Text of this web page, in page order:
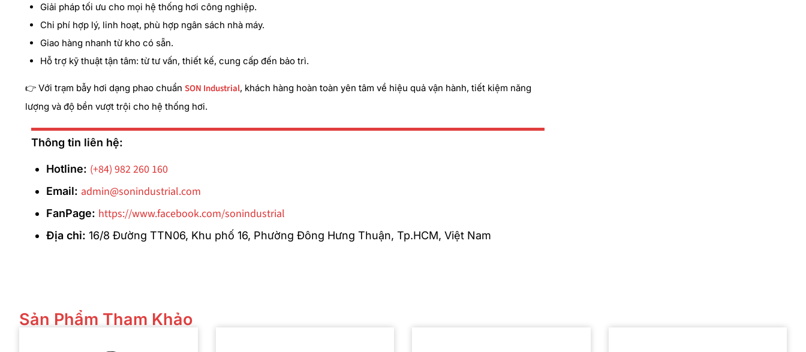
Giải pháp tối ưu cho mọi hệ thống hơi công nghiệp.
Chi phí hợp lý, linh hoạt, phù hợp ngân sách nhà máy.
Giao hàng nhanh từ kho có sẵn.
Hỗ trợ kỹ thuật tận tâm: từ tư vấn, thiết kế, cung cấp đến bảo trì.
👉 Với trạm bẫy hơi dạng phao chuẩn SON Industrial, khách hàng hoàn toàn yên tâm về hiệu quả vận hành, tiết kiệm năng
lượng và độ bền vượt trội cho hệ thống hơi.
Thông tin liên hệ:
Hotline: (+84) 982 260 160
Email: admin@sonindustrial.com
FanPage: https://www.facebook.com/sonindustrial
Địa chỉ: 16/8 Đường TTN06, Khu phố 16, Phường Đông Hưng Thuận, Tp.HCM, Việt Nam
Sản Phẩm Tham Khảo